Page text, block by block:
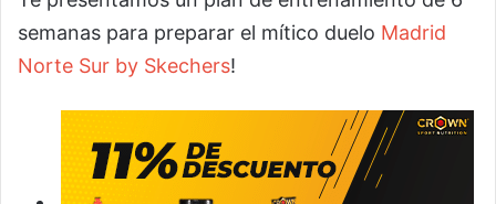
semanas para preparar el mítico duelo Madrid
Norte Sur by Skechers!